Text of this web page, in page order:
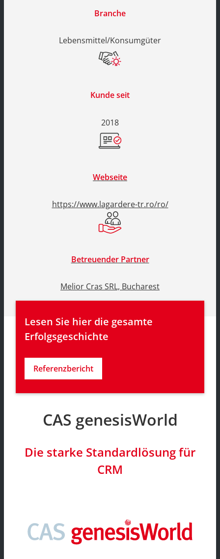
Branche
Lebensmittel/Konsumgüter
Kunde seit
2018
Webseite
https://www.lagardere-tr.ro/ro/
Betreuender Partner
Melior Cras SRL, Bucharest
Lesen Sie hier die gesamte
Erfolgsgeschichte
Referenzbericht
CAS genesisWorld
Die starke Standardlösung für
CRM